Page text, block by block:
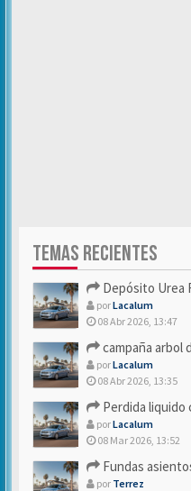
TEMAS RECIENTES
Depósito Urea
porLacalum
08 Abr 2026, 13:47
campaña arbol
porLacalum
08 Abr 2026, 13:35
Perdida liquido
porLacalum
08 Mar 2026, 13:52
Fundas
por Terrez